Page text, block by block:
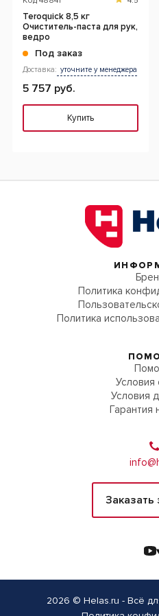
Teroquick 8,5 кг
Очиститель-паста для рук,
ведро
Под заказ
Доставка: уточните у менеджера
5 757 руб.
Купить
Политика
Политика
Условия
Условия
Гарантия
Заказать
2026 © Helas.ru - Всё